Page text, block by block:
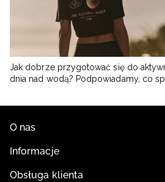
Jak dobrze przygotować się do
dnia nad wodą? Podpowiadamy, co
O nas
Informacje
Obsługa klienta